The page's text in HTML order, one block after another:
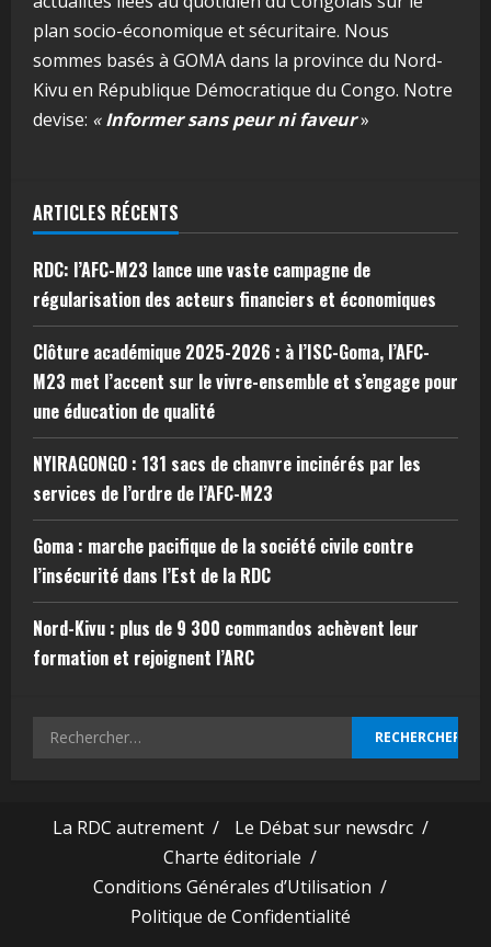
plan socio-économique et sécuritaire. Nous
sommes basés à GOMA dans la province du Nord-
Kivu en République Démocratique du Congo. Notre
devise: «Informer sans peur ni faveur»
ARTICLES RÉCENTS
RDC: l’AFC-M23 lance une vaste campagne de
régularisation des acteurs financiers et économiques
Clôture académique 2025-2026 : à l’ISC-Goma, l’AFC-
M23 met l’accent sur le vivre-ensemble et s’engage pour
une éducation de qualité
NYIRAGONGO : 131 sacs de chanvre incinérés par les
services de l’ordre de l’AFC-M23
Goma : marche pacifique de la société civile contre
l’insécurité dans l’Est de la RDC
Nord-Kivu : plus de 9 300 commandos achèvent leur
formation et rejoignent l’ARC
La RDC autrement /
Le Débat sur newsdrc /
Charte éditoriale /
Conditions Générales d’Utilisation /
Politique de Confidentialité